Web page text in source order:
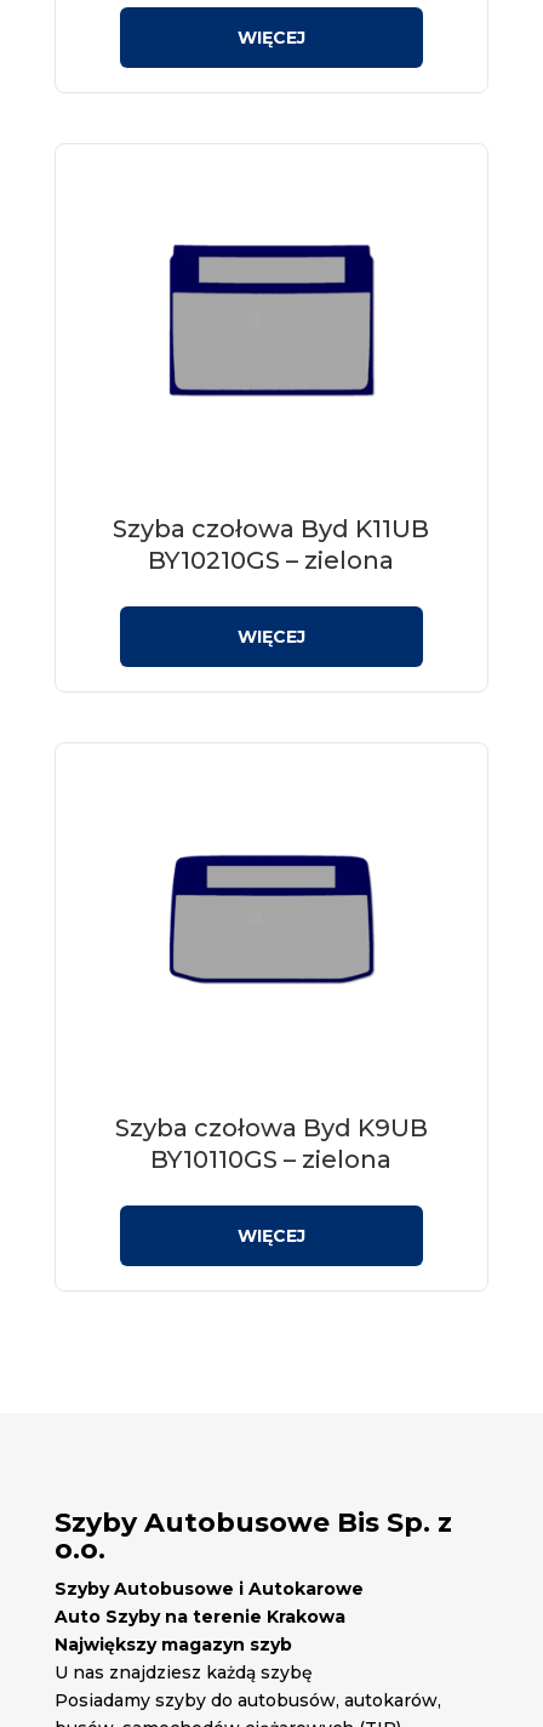
Szyba czołowa Byd K11UB
BY10210GS – zielona
Szyba czołowa Byd K9UB
BY10110GS – zielona
Szyby Autobusowe Bis Sp. z
o.o.
Szyby Autobusowe i Autokarowe
Auto Szyby na terenie Krakowa
Największy magazyn szyb
U nas znajdziesz każdą szybę
Posiadamy szyby do autobusów, autokarów,